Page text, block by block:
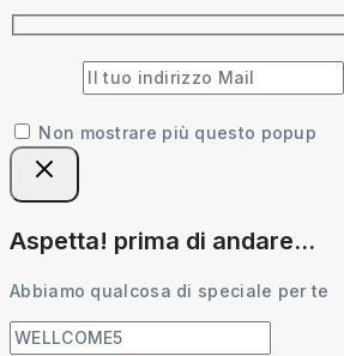
Non mostrare più questo popup
Aspetta! prima di andare...
Abbiamo qualcosa di speciale per te